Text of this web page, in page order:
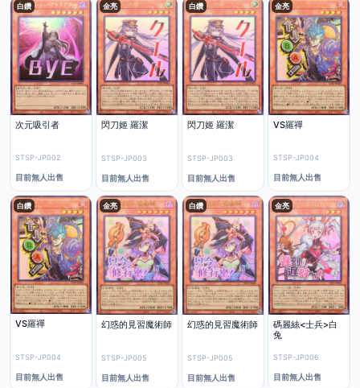
白鑽
次元吸引者
STSP-JP002
目前無人出售
金亮
閃刀姬 羅潔
STSP-JP003
目前無人出售
白鑽
閃刀姬 羅潔
STSP-JP003
目前無人出售
金亮
VS羅禪
STSP-JP004
目前無人出售
白鑽
VS羅禪
STSP-JP004
目前無人出售
金亮
幻惑的見習魔術師
STSP-JP005
目前無人出售
白鑽
幻惑的見習魔術師
STSP-JP005
目前無人出售
金亮
碼麗絲<士兵>白
兔
STSP-JP006
目前無人出售